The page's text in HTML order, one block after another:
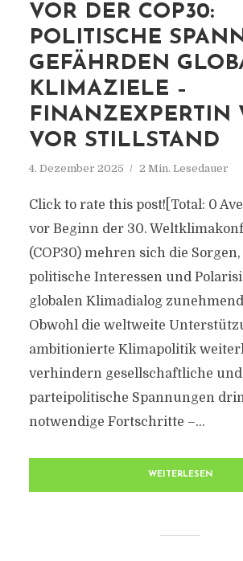
VOR DER COP30:
POLITISCHE
GEFÄHRDEN
KLIMAZIELE –
FINANZEXPERTIN
VOR STILLSTAND
4. Dezember 2025 2 Min. Lesedauer
Click to rate this post![Total: 0
vor Beginn der 30.
(COP30) mehren sich die Sorgen,
politische Interessen und
globalen Klimadialog
Obwohl die weltweite
ambitionierte Klimapolitik
verhindern gesellschaftliche und
parteipolitische Spannungen
notwendige Fortschritte –...
WEITERLESEN